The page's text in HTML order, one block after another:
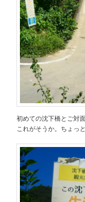
初めての沈下橋とご対面
これがそうか。ちょっ